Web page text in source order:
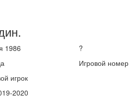
.
1986
игрок
?
Игровой номер
2020